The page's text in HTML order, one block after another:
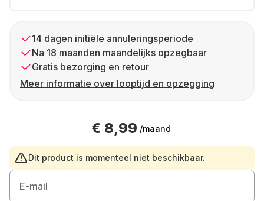
14 dagen initiële annuleringsperiode
Na 18 maanden maandelijks opzegbaar
Gratis bezorging en retour
Meer informatie over looptijd en opzegging
€ 8,99 /maand
Dit product is momenteel niet beschikbaar.
E-mail